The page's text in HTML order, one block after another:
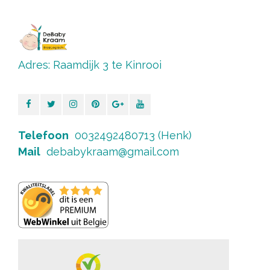
Adres: Raamdijk 3 te Kinrooi
Telefoon 0032492480713 (Henk)
Mail debabykraam@gmail.com